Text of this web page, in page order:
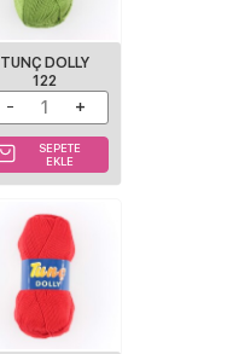
TUNÇ DOLLY
122
SEPETE
EKLE